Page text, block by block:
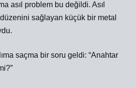
asıl problem bu değildi. Asıl
sağlayan küçük bir metal
saçma bir soru geldi: “Anahtar